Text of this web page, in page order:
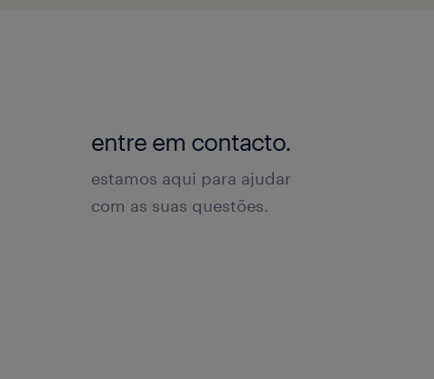
entre em contacto.
estamos aqui para ajudar
com as suas questões.